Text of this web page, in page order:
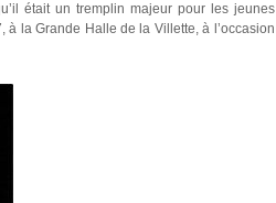
était un tremplin majeur pour les jeunes
la Grande Halle de la Villette, à l’occasion